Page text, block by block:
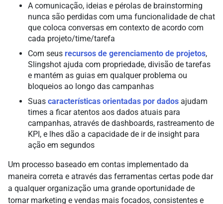
A comunicação, ideias e pérolas de brainstorming
nunca são perdidas com uma funcionalidade de chat
que coloca conversas em contexto de acordo com
cada projeto/time/tarefa
Com seus recursos de gerenciamento de projetos,
Slingshot ajuda com propriedade, divisão de tarefas
e mantém as guias em qualquer problema ou
bloqueios ao longo das campanhas
Suas características orientadas por dados ajudam
times a ficar atentos aos dados atuais para
campanhas, através de dashboards, rastreamento de
KPI, e lhes dão a capacidade de ir de insight para
ação em segundos
Um processo baseado em contas implementado da
maneira correta e através das ferramentas certas pode dar
a qualquer organização uma grande oportunidade de
tornar marketing e vendas mais focados, consistentes e